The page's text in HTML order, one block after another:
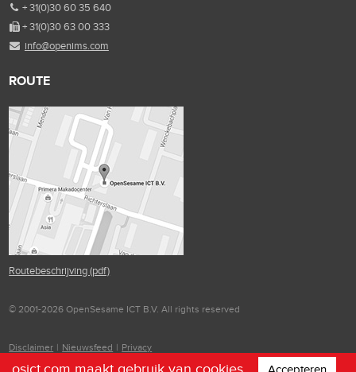
+ 31(0)30 60 35 640
+ 31(0)30 63 00 333
info@openims.com
ROUTE
Routebeschrijving (pdf)
© 2001-2026 OpenSesame ICT B.V. All rights reserved
Disclaimer | Nieuwsfeed | Privacy
osict.com maakt gebruik van cookies.